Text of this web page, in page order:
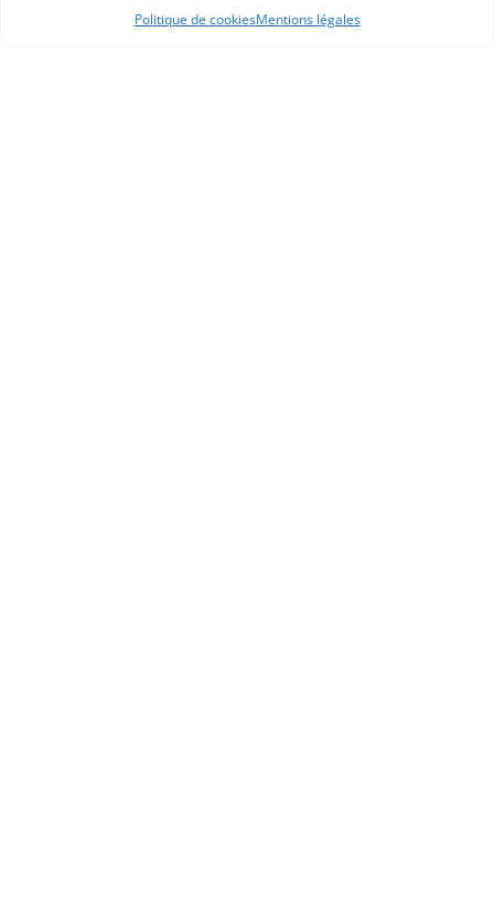
Politique de cookiesMentions légales